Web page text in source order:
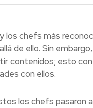
los chefs más
de ello. Sin
contenidos; esto
con ellos.
los chefs